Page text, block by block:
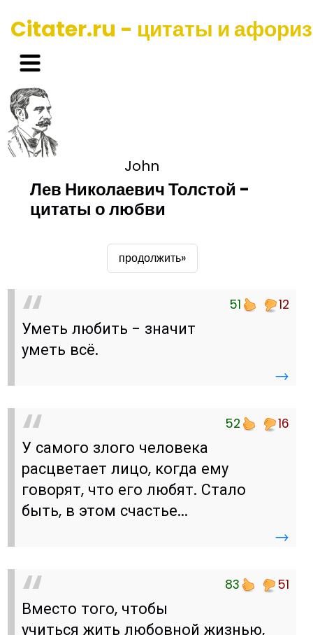
Citater.ru - цитаты и
John
Лев Николаевич Толстой -
цитаты о любви
продолжить»
51 12
Уметь любить - значит
уметь всё.
→
52 16
У самого злого человека
расцветает лицо, когда ему
говорят, что его любят. Стало
быть, в этом счастье...
→
83 51
Вместо того, чтобы
учиться жить любовной жизнью,